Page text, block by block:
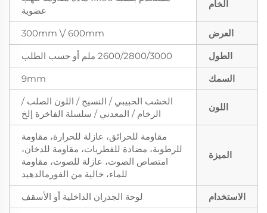
الخام
عضوية
العرض
300mm \/ 600mm
الطول
2600/2800/3000 ملم أو حسب الطلب
السمك
9mm
اللون
الخشب الحبيبي / النسيج / اللون الصلب /
الرخام / المعدني / سلسلة الفاخرة إلخ
الميزة
مقاومة للحرائق، عازلة للحرارة، مقاومة
للرطوبة، مضادة للفطريات، مقاومة للدخان،
امتصاص الصوت، عازلة للصوت، مقاومة
للماء، خالية من الفورمالدهيد
الاستخدام
لوحة الجدران الداخلية أو الأسقف